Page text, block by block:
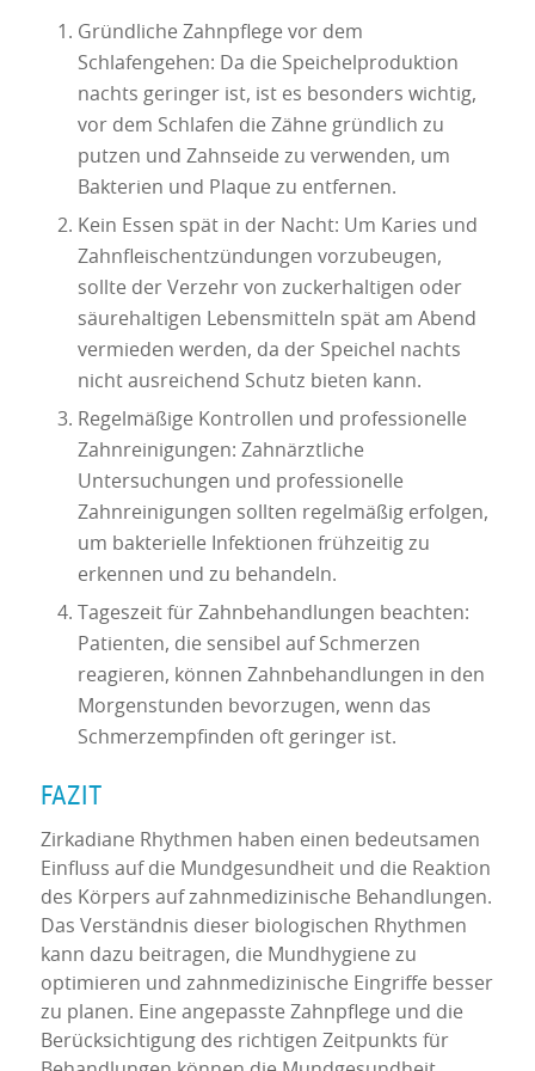
Gründliche Zahnpflege vor dem
Schlafengehen: Da die Speichelproduktion
nachts geringer ist, ist es besonders wichtig,
vor dem Schlafen die Zähne gründlich zu
putzen und Zahnseide zu verwenden, um
Bakterien und Plaque zu entfernen.
Kein Essen spät in der Nacht: Um Karies und
Zahnfleischentzündungen vorzubeugen,
sollte der Verzehr von zuckerhaltigen oder
säurehaltigen Lebensmitteln spät am Abend
vermieden werden, da der Speichel nachts
nicht ausreichend Schutz bieten kann.
Regelmäßige Kontrollen und professionelle
Zahnreinigungen: Zahnärztliche
Untersuchungen und professionelle
Zahnreinigungen sollten regelmäßig erfolgen,
um bakterielle Infektionen frühzeitig zu
erkennen und zu behandeln.
Tageszeit für Zahnbehandlungen beachten:
Patienten, die sensibel auf Schmerzen
reagieren, können Zahnbehandlungen in den
Morgenstunden bevorzugen, wenn das
Schmerzempfinden oft geringer ist.
FAZIT
Zirkadiane Rhythmen haben einen bedeutsamen
Einfluss auf die Mundgesundheit und die Reaktion
des Körpers auf zahnmedizinische Behandlungen.
Das Verständnis dieser biologischen Rhythmen
kann dazu beitragen, die Mundhygiene zu
optimieren und zahnmedizinische Eingriffe besser
zu planen. Eine angepasste Zahnpflege und die
Berücksichtigung des richtigen Zeitpunkts für